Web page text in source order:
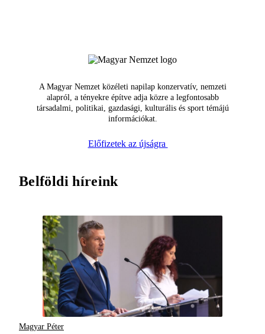
A Magyar Nemzet közéleti napilap konzervatív, nemzeti
alapról, a tényekre építve adja közre a legfontosabb
társadalmi, politikai, gazdasági, kulturális és sport témájú
információkat.
Előfizetek az újságra
Belföldi híreink
Magyar Péter